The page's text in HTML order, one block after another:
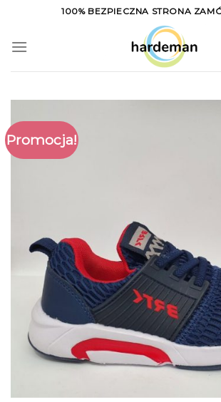
content
100% BEZPIECZNA STRONA
Promocja!